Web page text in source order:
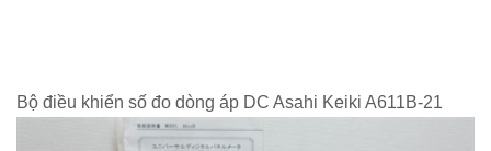
Bộ điều khiển số đo dòng áp DC Asahi Keiki A611B-21